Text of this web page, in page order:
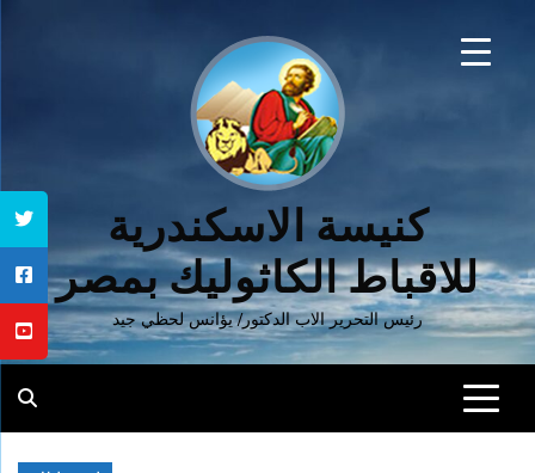
كنيسة الاسكندرية
للاقباط الكاثوليك بمصر
رئيس التحرير الاب الدكتور/ يؤانس لحظي جيد